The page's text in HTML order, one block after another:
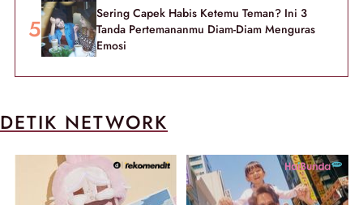
Sering Capek Habis Ketemu Teman? Ini 3
Tanda Pertemananmu Diam-Diam Menguras
Emosi
DETIK NETWORK